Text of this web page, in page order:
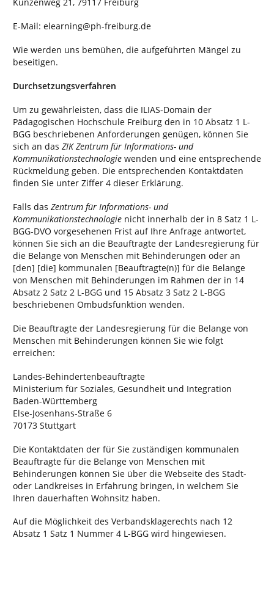
Kunzenweg 21, 79117 Freiburg
E-Mail: elearning@ph-freiburg.de
Wie werden uns bemühen, die aufgeführten Mängel zu
beseitigen.
Durchsetzungsverfahren
Um zu gewährleisten, dass die ILIAS-Domain der
Pädagogischen Hochschule Freiburg den in 10 Absatz 1 L-
BGG beschriebenen Anforderungen genügen, können Sie
sich an das ZIK Zentrum für Informations- und
Kommunikationstechnologie wenden und eine entsprechende
Rückmeldung geben. Die entsprechenden Kontaktdaten
finden Sie unter Ziffer 4 dieser Erklärung.
Falls das Zentrum für Informations- und
Kommunikationstechnologie nicht innerhalb der in 8 Satz 1 L-
BGG-DVO vorgesehenen Frist auf Ihre Anfrage antwortet,
können Sie sich an die Beauftragte der Landesregierung für
die Belange von Menschen mit Behinderungen oder an
[den] [die] kommunalen [Beauftragte(n)] für die Belange
von Menschen mit Behinderungen im Rahmen der in 14
Absatz 2 Satz 2 L-BGG und 15 Absatz 3 Satz 2 L-BGG
beschriebenen Ombudsfunktion wenden.
Die Beauftragte der Landesregierung für die Belange von
Menschen mit Behinderungen können Sie wie folgt
erreichen:
Landes-Behindertenbeauftragte
Ministerium für Soziales, Gesundheit und Integration
Baden-Württemberg
Else-Josenhans-Straße 6
70173 Stuttgart
Die Kontaktdaten der für Sie zuständigen kommunalen
Beauftragte für die Belange von Menschen mit
Behinderungen können Sie über die Webseite des Stadt-
oder Landkreises in Erfahrung bringen, in welchem Sie
Ihren dauerhaften Wohnsitz haben.
Auf die Möglichkeit des Verbandsklagerechts nach 12
Absatz 1 Satz 1 Nummer 4 L-BGG wird hingewiesen.